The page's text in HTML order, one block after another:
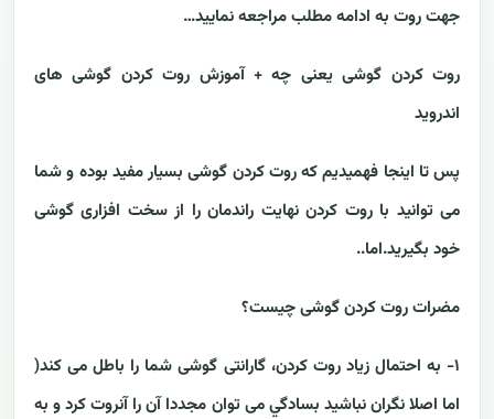
جهت روت به ادامه مطلب مراجعه نمایید…
روت کردن گوشی یعنی چه + آموزش روت کردن گوشی های
اندروید
پس تا اینجا فهمیدیم که روت کردن گوشی بسیار مفید بوده و شما
می توانید با روت کردن نهایت راندمان را از سخت افزاری گوشی
خود بگیرید.اما..
مضرات روت کردن گوشی چیست؟
۱- به احتمال زیاد روت کردن، گارانتی گوشی شما را باطل می کند(
اما اصلا نگران نباشيد بسادگي می توان مجددا آن را آنروت کرد و به